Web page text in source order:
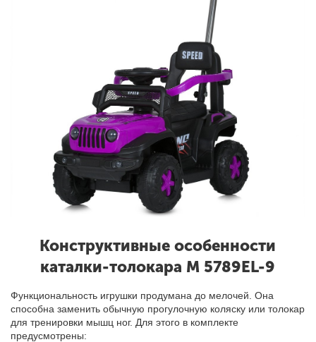
Конструктивные особенности
каталки-толокара M 5789EL-9
Функциональность игрушки продумана до мелочей. Она
способна заменить обычную прогулочную коляску или толокар
для тренировки мышц ног. Для этого в комплекте
предусмотрены: